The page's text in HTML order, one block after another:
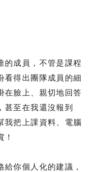
的成員，不管是課程
看得出團隊成員的細
在臉上、親切地回答
甚至在我還沒報到
我把上課資料、電腦
給你個人化的建議，